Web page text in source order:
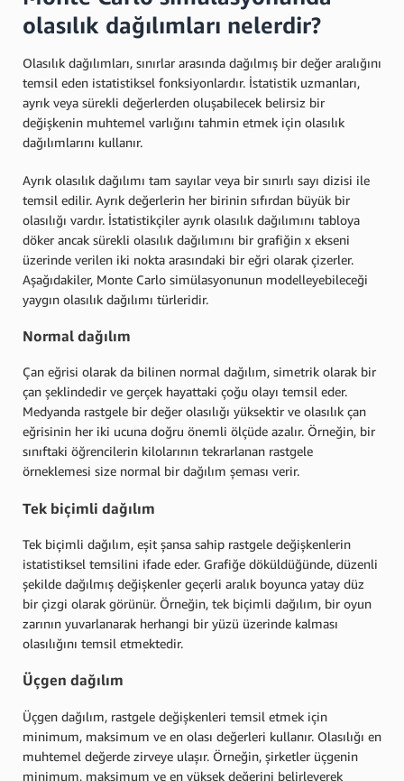
olasılık dağılımları nelerdir?
Olasılık dağılımları, sınırlar arasında dağılmış bir değer aralığını
temsil eden istatistiksel fonksiyonlardır. İstatistik uzmanları,
ayrık veya sürekli değerlerden oluşabilecek belirsiz bir
değişkenin muhtemel varlığını tahmin etmek için olasılık
dağılımlarını kullanır.
Ayrık olasılık dağılımı tam sayılar veya bir sınırlı sayı dizisi ile
temsil edilir. Ayrık değerlerin her birinin sıfırdan büyük bir
olasılığı vardır. İstatistikçiler ayrık olasılık dağılımını tabloya
döker ancak sürekli olasılık dağılımını bir grafiğin x ekseni
üzerinde verilen iki nokta arasındaki bir eğri olarak çizerler.
Aşağıdakiler, Monte Carlo simülasyonunun modelleyebileceği
yaygın olasılık dağılımı türleridir.
Normal dağılım
Çan eğrisi olarak da bilinen normal dağılım, simetrik olarak bir
çan şeklindedir ve gerçek hayattaki çoğu olayı temsil eder.
Medyanda rastgele bir değer olasılığı yüksektir ve olasılık çan
eğrisinin her iki ucuna doğru önemli ölçüde azalır. Örneğin, bir
sınıftaki öğrencilerin kilolarının tekrarlanan rastgele
örneklemesi size normal bir dağılım şeması verir.
Tek biçimli dağılım
Tek biçimli dağılım, eşit şansa sahip rastgele değişkenlerin
istatistiksel temsilini ifade eder. Grafiğe döküldüğünde, düzenli
şekilde dağılmış değişkenler geçerli aralık boyunca yatay düz
bir çizgi olarak görünür. Örneğin, tek biçimli dağılım, bir oyun
zarının yuvarlanarak herhangi bir yüzü üzerinde kalması
olasılığını temsil etmektedir.
Üçgen dağılım
Üçgen dağılım, rastgele değişkenleri temsil etmek için
minimum, maksimum ve en olası değerleri kullanır. Olasılığı en
muhtemel değerde zirveye ulaşır. Örneğin, şirketler üçgenin
minimum, maksimum ve en yüksek değerini belirleyerek